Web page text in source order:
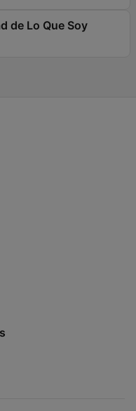
de Lo Que Soy